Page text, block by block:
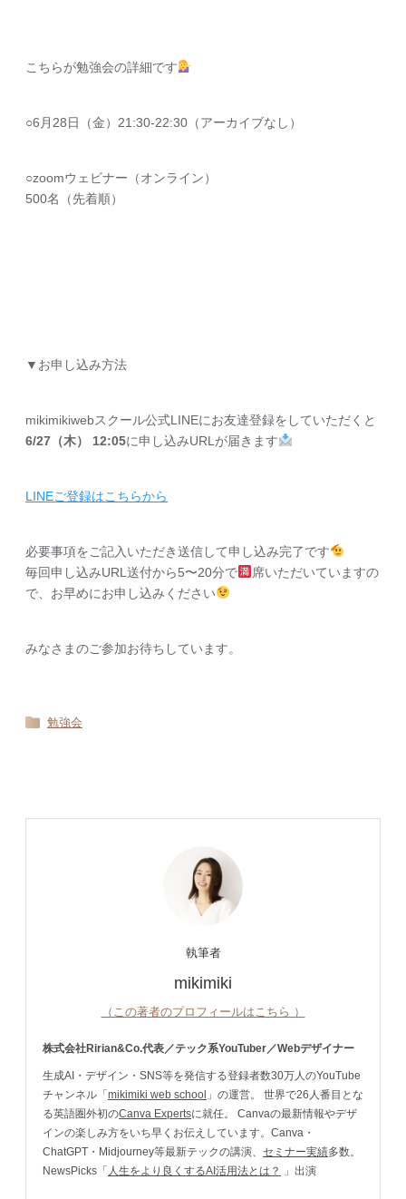
こちらが勉強会の詳細です
○6月28日（金）21:30-22:30（アーカイブなし）
○zoomウェビナー（オンライン）
500名（先着順）
▼お申し込み方法
mikimikiwebスクール公式LINEにお友達登録をしていただくと
6/27（木） 12:05に申し込みURLが届きます
LINEご登録はこちらから
必要事項をご記入いただき送信して申し込み完了です
毎回申し込みURL送付から5〜20分で
席いただいていますの
で、お早めにお申し込みください
みなさまのご参加お待ちしています。
勉強会
執筆者
mikimiki
（この著者のプロフィールはこちら ）
株式会社Ririan&Co.代表／テック系YouTuber／Webデザイナー
生成AI・デザイン・SNS等を発信する登録者数30万人のYouTube
チャンネル「 mikimiki web school 」の運営。 世界で26人番目とな
る英語圏外初のCanva Expertsに就任。 Canvaの最新情報やデザ
インの楽しみ方をいち早くお伝えしています。Canva・
ChatGPT・Midjourney等最新テックの講演、 セミナー実績多数。
NewsPicks「 人生をより良くするAI活用法とは？ 」出演